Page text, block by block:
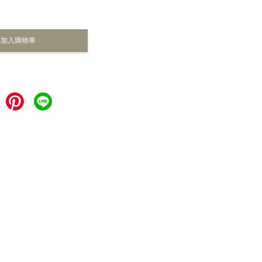
加入購物車